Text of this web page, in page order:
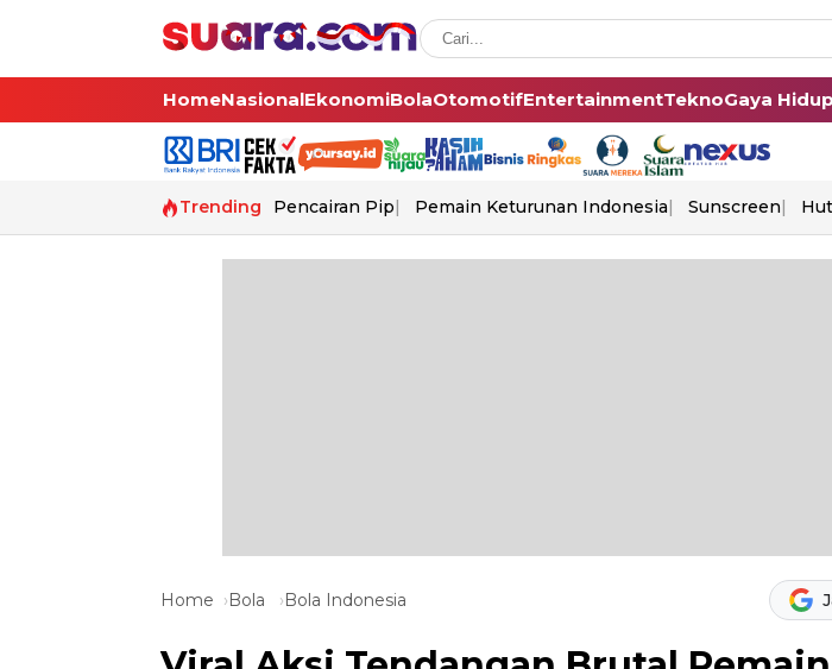
HomeNasionalEkonomiBolaOtomotifEntertainmentTeknoGaya Hidup
Trending Pencairan Pip Pemain Keturunan Indonesia Sunscreen
Home Bola Bola Indonesia